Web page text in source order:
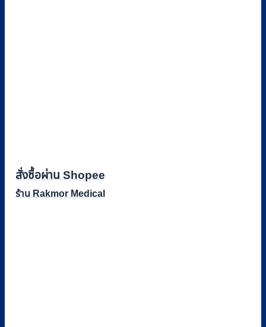
สั่งซื้อผ่าน Shopee
ร้าน Rakmor Medical